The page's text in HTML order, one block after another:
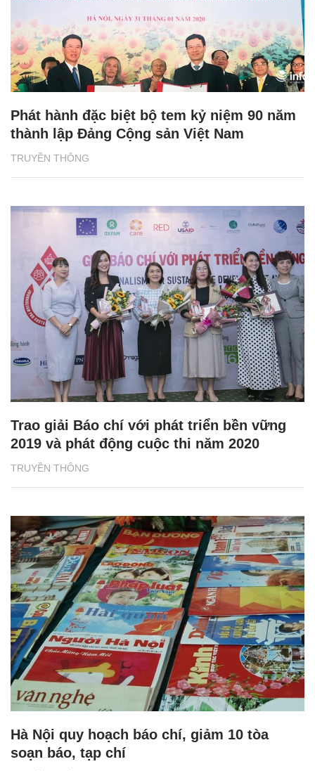
TRUYỀN THÔNG
Phát hành đặc biệt bộ tem kỷ niệm 90 năm
thành lập Đảng Cộng sản Việt Nam
TRUYỀN THÔNG
Trao giải Báo chí với phát triển bền vững
2019 và phát động cuộc thi năm 2020
Hà Nội quy hoạch báo chí, giảm 10 tòa
soạn báo, tạp chí